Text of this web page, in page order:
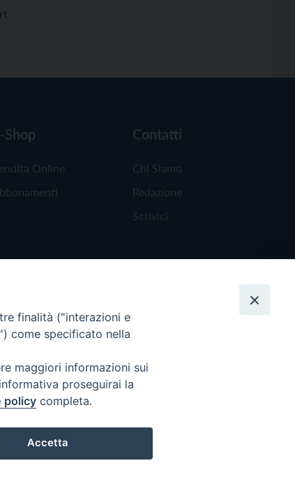
Shop
Online
Contatti
Chi Siamo
Redazione
Scrivici
finalità ("interazioni e
come specificato nella
maggiori informazioni sui
proseguirai la
policy completa.
Accetta